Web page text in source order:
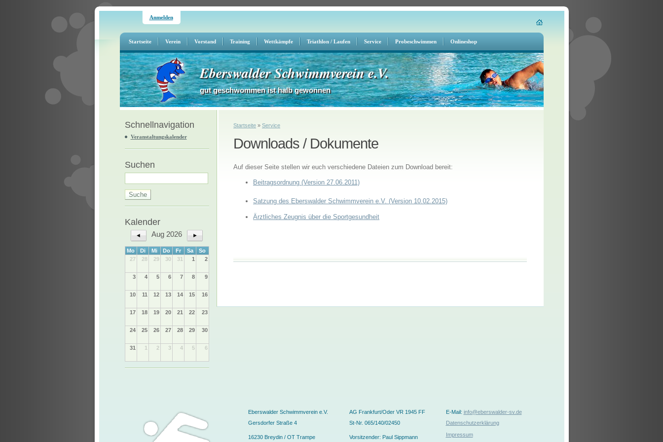
Anmelden
Startseite Verein Vorstand Training Wettkämpfe Triathlon / Laufen Service Probeschwimmen Onlineshop
Eberswalder Schwimmverein e.V.
gut geschwommen ist halb gewonnen
Schnellnavigation
Veranstaltungskalender
Suchen
Kalender
◄ Aug 2026 ►
Mo Di Mi Do Fr Sa
So
27
28 29 30 31 1 2
3 4 5 6 7 8 9
10 11 12 13 14 15 16
17 18 19 20 21 22 23
24 25 26 27 28 29 30
31 1 2 3 4 5 6
Sie sind hier
Startseite »Service
Downloads / Dokumente
Auf dieser Seite stellen wir euch verschiedene Dateien zum Download bereit:
Beitragsordnung (Version 27.06.2011)
Satzung des Eberswalder Schwimmverein e.V. (Version 10.02.2015)
Ärztliches Zeugnis über die Sportgesundheit
Eberswalder Schwimmverein e.V. AG Frankfurt/Oder VR 1945 FF E-Mail: info@eberswalder-sv.de
Gersdorfer Straße 4
St-Nr. 065/140/02450 Datenschutzerklärung
16230 Breydin / OT Trampe Vorsitzender: Paul Sippmann Impressum